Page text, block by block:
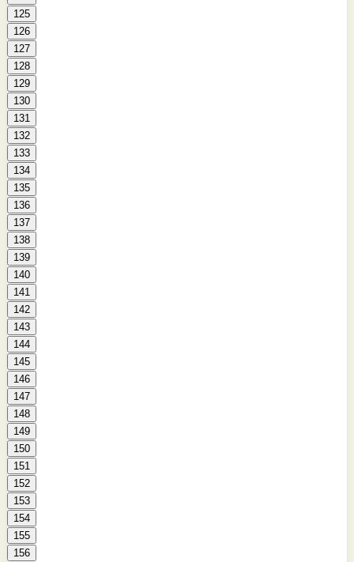
125
126
127
128
129
130
131
132
133
134
135
136
137
138
139
140
141
142
143
144
145
146
147
148
149
150
151
152
153
154
155
156